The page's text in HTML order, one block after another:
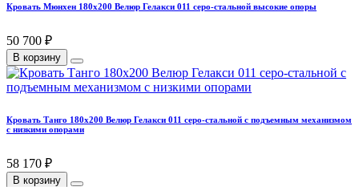
Кровать Мюнхен 180х200 Велюр Гелакси 011 серо-стальной высокие опоры
50 700 ₽
В корзину
Кровать Танго 180х200 Велюр Гелакси 011 серо-стальной с подъемным механизмом
с низкими опорами
58 170 ₽
В корзину